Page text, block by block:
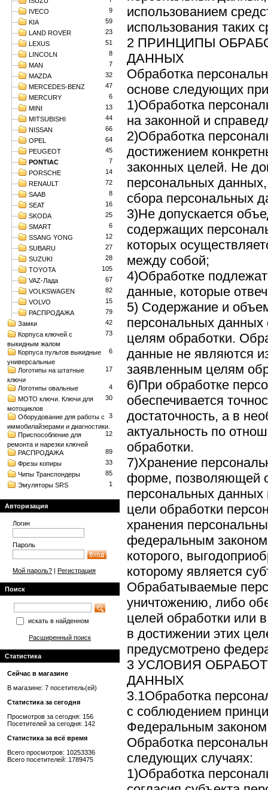
9
IVECO
59
KIA
23
LAND ROVER
51
LEXUS
8
LINCOLN
7
MAN
32
MAZDA
47
MERCEDES-BENZ
6
MERCURY
13
MINI
44
MITSUBISHI
66
NISSAN
64
OPEL
45
PEUGEOT
7
PONTIAC
14
PORSCHE
72
RENAULT
8
SAAB
16
SEAT
25
SKODA
6
SMART
12
SSANG YONG
27
SUBARU
28
SUZUKI
105
TOYOTA
67
VAZ-Лада
82
VOLKSWAGEN
15
VOLVO
79
РАСПРОДАЖА
42
Замки
73
Корпуса ключей с
выкидным жалом
6
Корпуса пультов выкидные
универсальные
17
Логотипы на штатные
ключи
4
Логотипы овальные
30
МОТО ключи. Ключи для
мотоциклов
3
Оборудование для работы с
иммобилайзерами и диагностики.
12
Приспособление для
ремонта и нарезки ключей
89
РАСПРОДАЖА
33
Фрезы копиры
85
Чипы Транспондеры
1
Эмуляторы SRS
Авторизация
Логин
Пароль
Мой пароль? | Регистрация
Поиск
искать в найденном
Расширенный поиск
Статистика
Сейчас в магазине
В магазине: 7 посетитель(ей)
Статистика за сегодня
Просмотров за сегодня: 156
Посетителей за сегодня: 142
Статистика за всё время
Всего просмотров: 10253336
Всего посетителей: 1789475
использованием
использования таких
2 ПРИНЦИПЫ
ДАННЫХ
Обработка
основе следующих
1)Обработка
на законной и
2)Обработка
достижением
законных целей. Не
персональных
сбора персональных
3)Не допускается
содержащих
которых
между собой;
4)Обработке
данные, которые
5) Содержание и
персональных данных
целям обработки.
данные не являются
заявленным целям
6)При обработке
обеспечивается
достаточность, а в
актуальность по
обработки.
7)Хранение
форме, позволяющей
персональных данных
цели обработки
хранения
федеральным
которого,
которому является
Обрабатываемые
уничтожению, либо
целей обработки или
в достижении этих
предусмотрено
3 УСЛОВИЯ
ДАННЫХ
3.1Обработка
с соблюдением
Федеральным
Обработка
следующих случаях:
1)Обработка